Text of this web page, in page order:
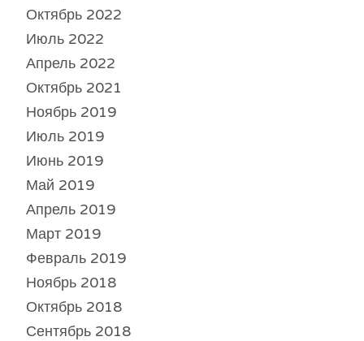
Октябрь 2022
Июль 2022
Апрель 2022
Октябрь 2021
Ноябрь 2019
Июль 2019
Июнь 2019
Май 2019
Апрель 2019
Март 2019
Февраль 2019
Ноябрь 2018
Октябрь 2018
Сентябрь 2018